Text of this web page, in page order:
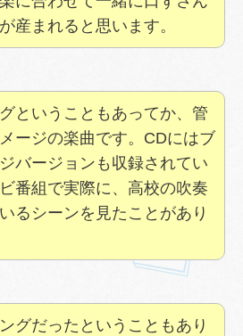
産まれると思います。
ということもあってか、管
ージの楽曲です。CDにはブ
バージョンも収録されてい
番組で実際に、高校の吹奏
るシーンを見たことがあり
グだったということもあり